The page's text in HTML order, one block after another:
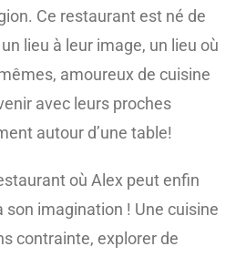
Ce restaurant est né de
lieu à leur image, un lieu où
amoureux de cuisine
avec leurs proches
autour d’une table!
où Alex peut enfin
son imagination ! Une cuisine
contrainte, explorer de